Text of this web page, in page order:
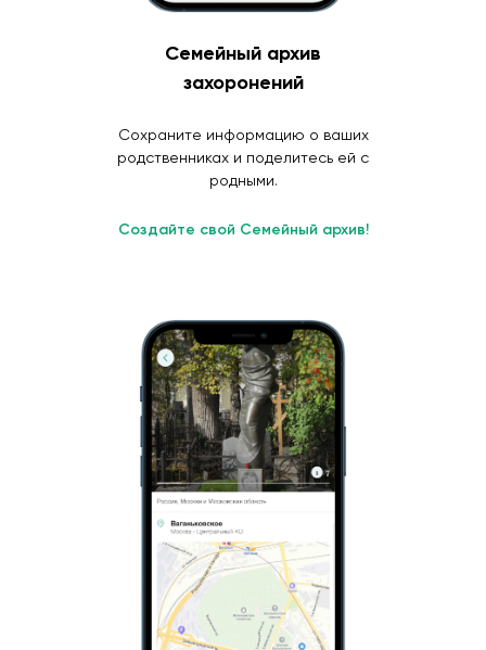
Семейный архив
захоронений
Сохраните информацию о ваших
родственниках и поделитесь ей с
родными.
Создайте свой Семейный архив!